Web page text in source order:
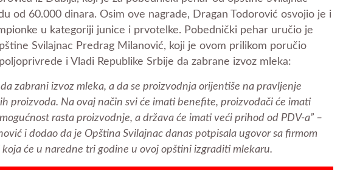
od 60.000 dinara. Osim ove nagrade, Dragan Todorović osvojio je i
u kategoriji junice i prvotelke. Pobednički pehar uručio je
Svilajnac Predrag Milanović, koji je ovom prilikom poručio
i Vladi Republike Srbije da zabrane izvoz mleka:
zabrani izvoz mleka, a da se proizvodnja orijentiše na pravljenje
proizvoda. Na ovaj način svi će imati benefite, proizvođači će imati
rasta proizvodnje, a država će imati veći prihod od PDV-a” –
i dodao da je Opština Svilajnac danas potpisala ugovor sa firmom
koja će u naredne tri godine u ovoj opštini izgraditi mlekaru.